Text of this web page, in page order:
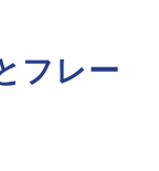
フレー